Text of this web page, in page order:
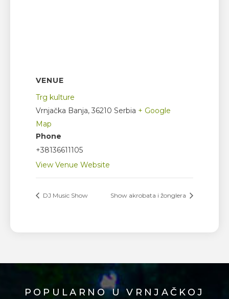
VENUE
Trg kulture
Vrnjačka Banja, 36210 Serbia + Google
Map
Phone
+38136611105
View Venue Website
DJ Music Show Show akrobata i žonglera
POPULARNO U VRNJAČKOJ